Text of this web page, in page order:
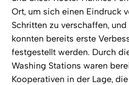
Ort, um sich einen Eindruck
Schritten zu verschaffen,
konnten bereits erste
festgestellt werden. Durch
Washing Stations waren
Kooperativen in der Lage,